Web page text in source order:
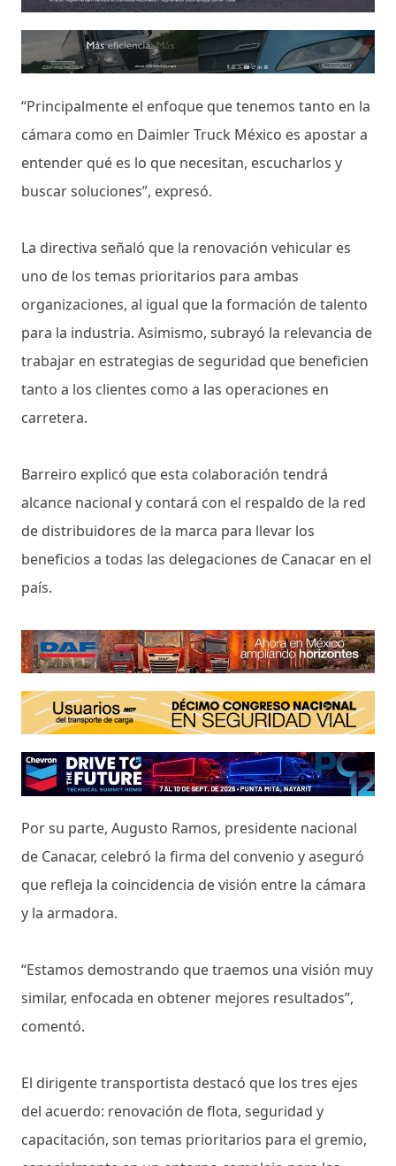
“Principalmente el enfoque que tenemos tanto en la
cámara como en Daimler Truck México es apostar a
entender qué es lo que necesitan, escucharlos y
buscar soluciones”, expresó.
La directiva señaló que la renovación vehicular es
uno de los temas prioritarios para ambas
organizaciones, al igual que la formación de talento
para la industria. Asimismo, subrayó la relevancia de
trabajar en estrategias de seguridad que beneficien
tanto a los clientes como a las operaciones en
carretera.
Barreiro explicó que esta colaboración tendrá
alcance nacional y contará con el respaldo de la red
de distribuidores de la marca para llevar los
beneficios a todas las delegaciones de Canacar en el
país.
Por su parte, Augusto Ramos, presidente nacional
de Canacar, celebró la firma del convenio y aseguró
que refleja la coincidencia de visión entre la cámara
y la armadora.
“Estamos demostrando que traemos una visión muy
similar, enfocada en obtener mejores resultados”,
comentó.
El dirigente transportista destacó que los tres ejes
del acuerdo: renovación de flota, seguridad y
capacitación, son temas prioritarios para el gremio,